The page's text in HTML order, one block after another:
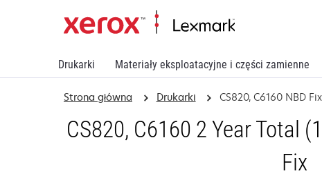
Drukarki Materiały eksploatacyjne i części zamienne
Strona główna Drukarki CS820, C6160 NBD
CS820, C6160 2 Year Total
Fix